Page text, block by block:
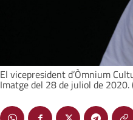
El vicepresident d’Òmnium
Imatge del 28 de juliol de